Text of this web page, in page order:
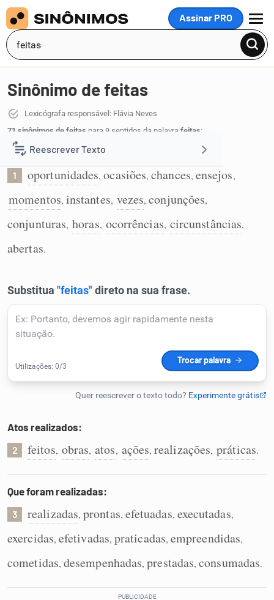
Assinar PRO
MENU
Reescrever Texto
Resumir Texto
Corrigir Texto
Detector de IA
Humanizador de IA
Caça-palavras
Dicionário
Sinônimos
Sinônimo de feitas
Lexicógrafa responsável: Flávia Neves
71 sinônimos de feitas para 9 sentidos da palavra feitas:
Ocasiões oportunas:
1 oportunidades,ocasiões,chances, ensejos,
momentos, instantes, vezes,conjunções,
conjunturas, horas, ocorrências, circunstâncias,
abertas.
Atos realizados:
2 feitos, obras, atos, ações,realizações, práticas.
Que foram realizadas:
3 realizadas, prontas, efetuadas, executadas,
exercidas, efetivadas, praticadas, empreendidas,
cometidas, desempenhadas,prestadas,consumadas.